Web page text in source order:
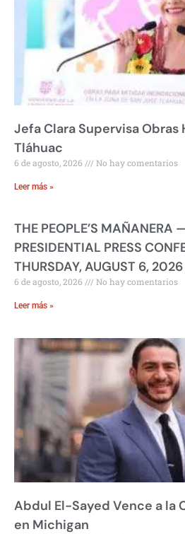
Jefa Clara Supervisa Obras
Tláhuac
6 de agosto, 2026 No hay comentarios
Leer más »
THE PEOPLE’S MAÑANERA
PRESIDENTIAL PRESS
THURSDAY, AUGUST 6, 2026
6 de agosto, 2026 No hay comentarios
Leer más »
Abdul El-Sayed Vence a la
en Michigan